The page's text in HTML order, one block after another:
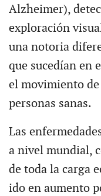
Alzheimer),
exploración
una notoria
que sucedían en
el movimiento
personas sanas.
Las
a nivel mundial,
de toda la carga
ido en aumento